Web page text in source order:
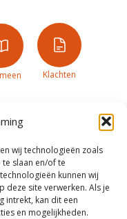
wij technologieën zoals
slaan en/of te
kunnen wij
deze site verwerken. Als je
intrekt, kan dit een
en mogelijkheden.
Klachten